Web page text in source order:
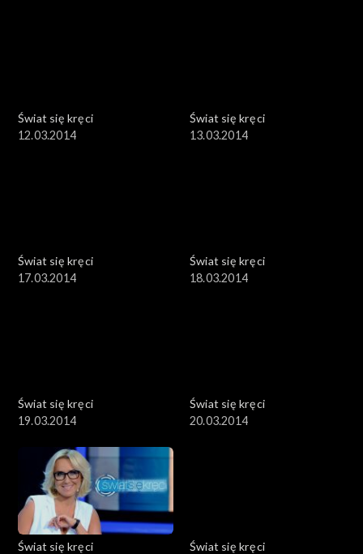
Świat się kręci
12.03.2014
Świat się kręci
13.03.2014
Świat się kręci
17.03.2014
Świat się kręci
18.03.2014
Świat się kręci
19.03.2014
Świat się kręci
20.03.2014
Świat się kręci
Świat się kręci